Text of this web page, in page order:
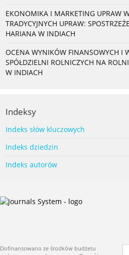
EKONOMIKA I MARKETING UPRAW
TRADYCYJNYCH UPRAW:
HARIANA W INDIACH
OCENA WYNIKÓW FINANSOWYCH I
SPÓŁDZIELNI ROLNICZYCH NA
W INDIACH
Indeksy
Indeks słów kluczowych
Indeks dziedzin
Indeks autorów
Dofinansowano ze środków budżetu